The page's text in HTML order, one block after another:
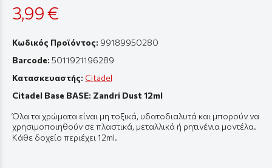
3,99 €
Κωδικός Προϊόντος: 99189950280
Barcode: 5011921196289
Κατασκευαστής: Citadel
Citadel Base BASE: Zandri Dust 12ml
Όλα τα χρώματα είναι μη τοξικά, υδατοδιαλυτά και μπορούν να
χρησιμοποιηθούν σε πλαστικά, μεταλλικά ή ρητινένια μοντέλα.
Κάθε δοχείο περιέχει 12ml.